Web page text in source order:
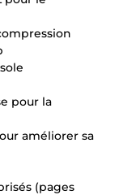
pour la
améliorer sa
(pages